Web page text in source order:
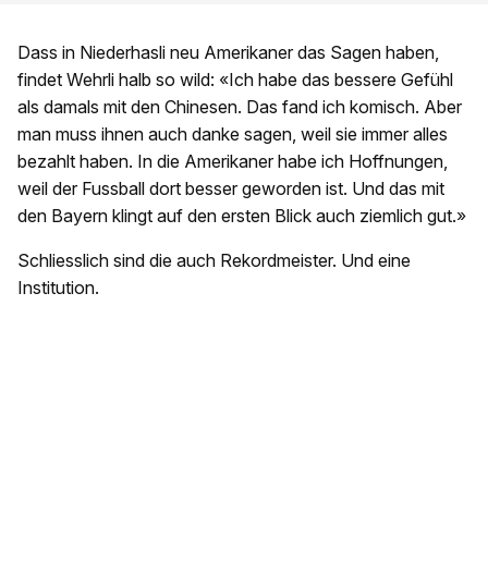
Dass in Niederhasli neu Amerikaner das Sagen haben,
findet Wehrli halb so wild: «Ich habe das bessere Gefühl
als damals mit den Chinesen. Das fand ich komisch. Aber
man muss ihnen auch danke sagen, weil sie immer alles
bezahlt haben. In die Amerikaner habe ich Hoffnungen,
weil der Fussball dort besser geworden ist. Und das mit
den Bayern klingt auf den ersten Blick auch ziemlich gut.»
Schliesslich sind die auch Rekordmeister. Und eine
Institution.